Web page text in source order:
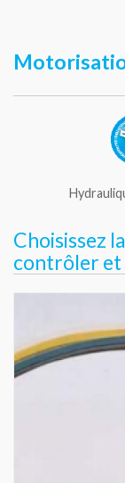
Choisissez
contrôler et